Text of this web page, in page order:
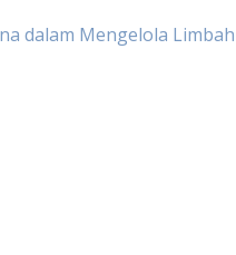
dalam Mengelola Limbah